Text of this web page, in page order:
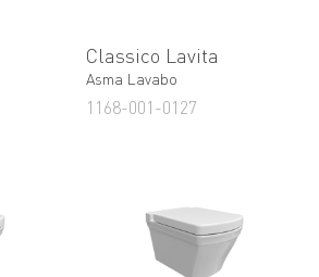
Classico Lavita
Asma Lavabo
1168-001-0127